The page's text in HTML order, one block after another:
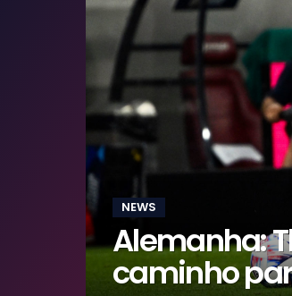
Copa do Brasil
Futebol Internacional
Campeonato Carioca
NEWS
Alemanha:
caminho